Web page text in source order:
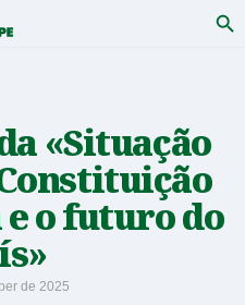
«Situação
o futuro do
de 2025